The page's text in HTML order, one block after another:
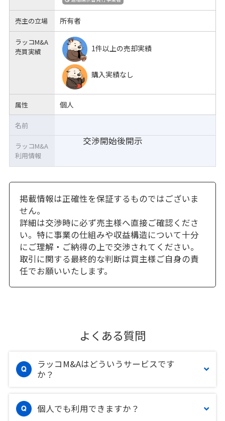
売主の立場 所有者
ラッコM&A
売買実績
1件以上の売却実績
購入実績なし
属性 個人
交渉開始後開示
名前
ラッコM&A
利用情報
掲載情報は正確性を保証するものではございま
せん。
詳細は交渉時に必ず売主様へ直接ご確認くださ
い。特に事業の仕組みや収益構造について十分
にご理解・ご納得の上で交渉されてください。
取引に関する最終的な判断は買主様ご自身の責
任でお願いいたします。
よくある質問
ラッコM&Aはどういうサービスです
か？
個人でも利用できますか？